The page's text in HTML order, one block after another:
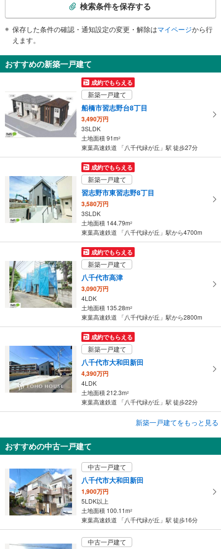
その他
・点字案内（運賃表・手すり）
・ＡＥＤ（飲料自動販売機搭載）
知
を
取
る
・
条
イ
ペ
ー
ジ
に
存
る
検索条件を保存する
保存した条件の確認・通知設定の変更・解除はマイページから行
えます。
おすすめの新築一戸建て
成約でもらえる
新築一戸建て
船橋市習志野台8丁目
3,490万円
3SLDK
土地面積 91m2
東葉高速鉄道 「八千代緑が丘」駅 徒歩27分
成約でもらえる
新築一戸建て
習志野市東習志野8丁目
3,580万円
3SLDK
土地面積 144.79m2
東葉高速鉄道 「八千代緑が丘」駅から4700m
成約でもらえる
新築一戸建て
八千代市高津
3,090万円
4LDK
土地面積 135.28m2
東葉高速鉄道 「八千代緑が丘」駅から2800m
成約でもらえる
新築一戸建て
八千代市大和田新田
4,390万円
4LDK
土地面積 212.3m2
東葉高速鉄道 「八千代緑が丘」駅 徒歩22分
八千代市大和田新田
4LDK
土地面積 189.96m 2
東葉高速鉄道 「八千代緑が丘」駅 徒歩28分
新築一戸建てをもっと見る
おすすめの中古一戸建て
中古一戸建て
八千代市大和田新田
1,900万円
5LDK以上
土地面積 100.11m2
東葉高速鉄道 「八千代緑が丘」駅 徒歩16分
中古一戸建て